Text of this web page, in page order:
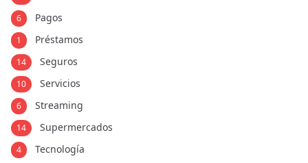
6 Pagos
1 Préstamos
14 Seguros
10 Servicios
6 Streaming
14 Supermercados
4 Tecnología